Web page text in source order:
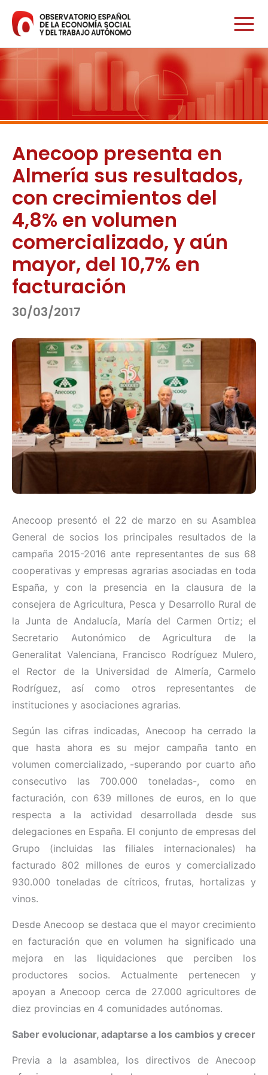
contenido
Anecoop presenta en
Almería sus resultados,
con crecimientos del
4,8% en volumen
comercializado, y aún
mayor, del 10,7% en
facturación
30/03/2017
Anecoop presentó el 22 de marzo en su Asamblea
General de socios los principales resultados de la
campaña 2015-2016 ante representantes de sus 68
cooperativas y empresas agrarias asociadas en toda
España, y con la presencia en la clausura de la
consejera de Agricultura, Pesca y Desarrollo Rural de
la Junta de Andalucía, María del Carmen Ortiz; el
Secretario Autonómico de Agricultura de la
Generalitat Valenciana, Francisco Rodríguez Mulero,
el Rector de la Universidad de Almería, Carmelo
Rodríguez, así como otros representantes de
instituciones y asociaciones agrarias.
Según las cifras indicadas, Anecoop ha cerrado la
que hasta ahora es su mejor campaña tanto en
volumen comercializado, -superando por cuarto año
consecutivo las 700.000 toneladas-, como en
facturación, con 639 millones de euros, en lo que
respecta a la actividad desarrollada desde sus
delegaciones en España. El conjunto de empresas del
Grupo (incluidas las filiales internacionales) ha
facturado 802 millones de euros y comercializado
930.000 toneladas de cítricos, frutas, hortalizas y
vinos.
Desde Anecoop se destaca que el mayor crecimiento
en facturación que en volumen ha significado una
mejora en las liquidaciones que perciben los
productores socios. Actualmente pertenecen y
apoyan a Anecoop cerca de 27.000 agricultores de
diez provincias en 4 comunidades autónomas.
Saber evolucionar, adaptarse a los cambios y crecer
Previa a la asamblea, los directivos de Anecoop